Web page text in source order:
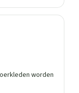
worden